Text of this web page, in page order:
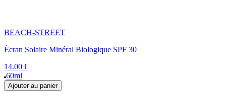
BEACH-STREET
Écran Solaire Minéral Biologique SPF 30
14.00 €
60ml
Ajouter au panier